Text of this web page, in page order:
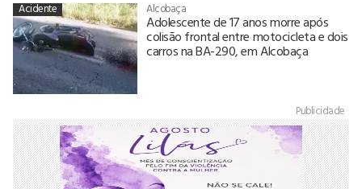
Acidente Alcobaça
Adolescente de 17 anos morre após
colisão frontal entre motocicleta e dois
carros na BA-290, em Alcobaça
Publicidade